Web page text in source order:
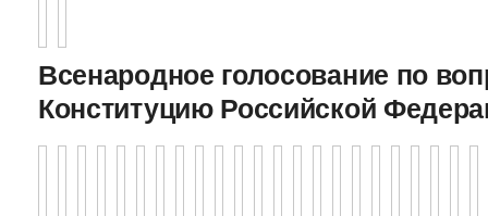
Всенародное голосование по
Конституцию Российской